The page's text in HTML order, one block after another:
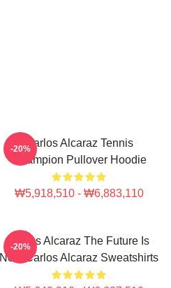
Carlos Alcaraz Tennis
Champion Pullover Hoodie
₩5,918,510 - ₩6,883,110
-20%
Carlos Alcaraz The Future Is
Now Carlos Alcaraz Sweatshirts
-20%